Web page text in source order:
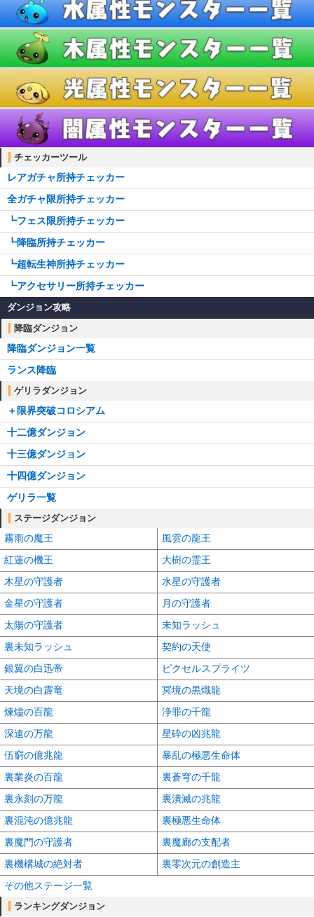
櫛一覧
懐中時計一覧
チェッカーツール
レアガチャ所持チェッカー
全ガチャ限所持チェッカー
┗フェス限所持チェッカー
┗降臨所持チェッカー
┗超転生神所持チェッカー
┗アクセサリー所持チェッカー
ダンジョン攻略
降臨ダンジョン
降臨ダンジョン一覧
ランス降臨
ゲリラダンジョン
＋限界突破コロシアム
十二億ダンジョン
十三億ダンジョン
十四億ダンジョン
ゲリラ一覧
ステージダンジョン
霧雨の魔王
風雲の龍王
紅蓮の機王
大樹の霊王
木星の守護者
水星の守護者
金星の守護者
月の守護者
太陽の守護者
未知ラッシュ
裏未知ラッシュ
契約の天使
銀翼の白迅帝
ピクセルスプライツ
天境の白霹竜
冥境の黒熾龍
煉燼の百龍
浄罪の千龍
深遠の万龍
星砕の凶兆龍
伍窮の億兆龍
暴乱の極悪生命体
裏業炎の百龍
裏蒼穹の千龍
裏永刻の万龍
裏潰滅の兆龍
裏混沌の億兆龍
裏極悪生命体
裏魔門の守護者
裏魔廊の支配者
裏機構城の絶対者
裏零次元の創造主
その他ステージ一覧
ランキングダンジョン